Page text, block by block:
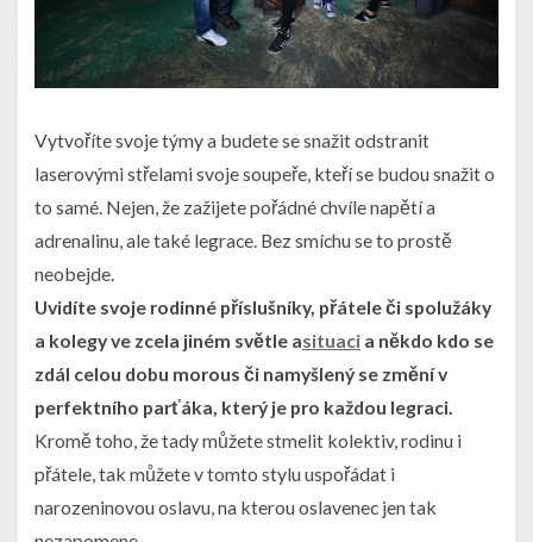
Vytvoříte svoje týmy a budete se snažit odstranit
laserovými střelami svoje soupeře, kteří se budou snažit o
to samé. Nejen, že zažijete pořádné chvíle napětí a
adrenalinu, ale také legrace. Bez smíchu se to prostě
neobejde.
Uvidíte svoje rodinné příslušníky, přátele či spolužáky
a kolegy ve zcela jiném světle asituaci a někdo kdo se
zdál celou dobu morous či namyšlený se změní v
perfektního parťáka, který je pro každou legraci.
Kromě toho, že tady můžete stmelit kolektiv, rodinu i
přátele, tak můžete v tomto stylu uspořádat i
narozeninovou oslavu, na kterou oslavenec jen tak